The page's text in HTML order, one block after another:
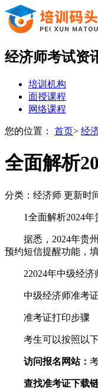
经济师考试资
培训机构
面授课程
网络课程
您的位置： 首页> 经
全面解析
分类：经济师 更新时
1全面解析2024
据悉，2024年贵
预约短信提醒功能，
22024年中级经
中级经济师准考
准考证打印步骤
考生可以按照以
访问报名网站：
查找准考证下载